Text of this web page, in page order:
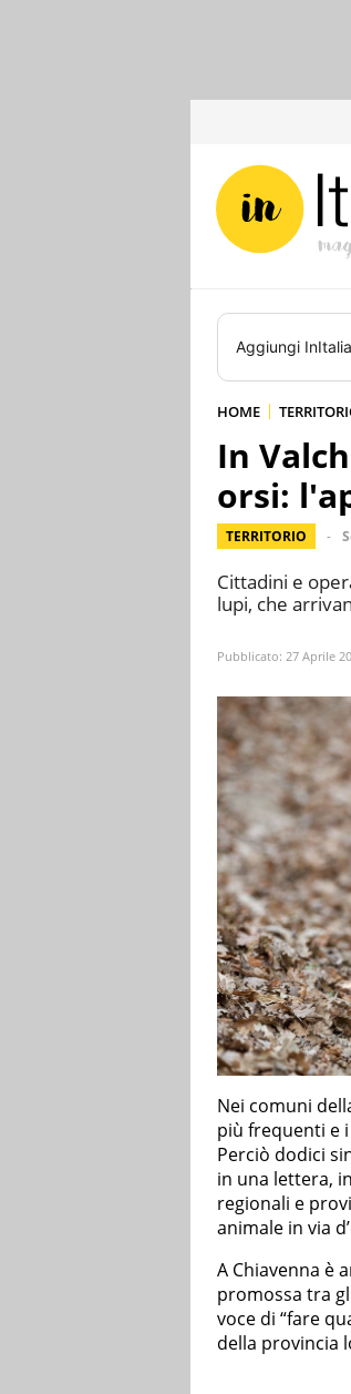
Aggiungi InItalia
HOME
In
orsi:
TERRITORIO
Cittadini e
lupi, che
Pubblicato: 27 Aprile
Nei comuni
più frequenti e
Perciò dodici
in una lettera,
regionali e
animale in via
A Chiavenna è
promossa tra
voce di “fare
della provincia